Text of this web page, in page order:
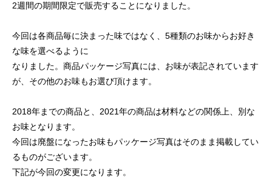
2週間の期間限定で販売することになりました。
今回は各商品毎に決まった味ではなく、5種類のお味からお好き
な味を選べるように
なりました。商品パッケージ写真には、お味が表記されています
が、その他のお味もお選び頂けます。
2018年までの商品と、2021年の商品は材料などの関係上、別な
お味となります。
今回は廃盤になったお味もパッケージ写真はそのまま掲載してい
るものがございます。
下記が今回の変更になります。